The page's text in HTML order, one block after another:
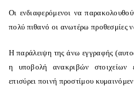
Οι ενδιαφερόμενοι να
πολύ πιθανό οι ανωτέρω προθεσμίες
Η παράλειψη της άνω εγγραφής
η υποβολή ανακριβών στοιχείων
επισύρει ποινή προστίμου